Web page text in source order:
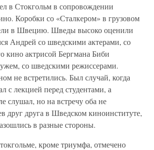
в Стокгольм в сопровождении
Коробки со «Сталкером» в грузовом
в Швецию. Шведы высоко оценили
Андрей со шведскими актерами, со
кино актрисой Бергмана Биби
со шведскими режиссерами.
не встретились. Был случай, когда
с лекцией перед студентами, а
слушал, но на встречу оба не
друг друга в Шведском киноинституте,
в разные стороны.
кроме триумфа, отмечено